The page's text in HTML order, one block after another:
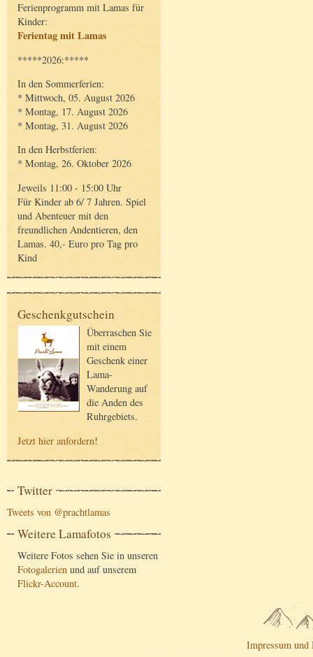
Ferienprogramm mit Lamas für
Kinder:
Ferientag mit Lamas
*****2026:*****
In den Sommerferien:
* Mittwoch, 05. August 2026
* Montag, 17. August 2026
* Montag, 31. August 2026
In den Herbstferien:
* Montag, 26. Oktober 2026
Jeweils 11:00 - 15:00 Uhr
Für Kinder ab 6/ 7 Jahren. Spiel
und Abenteuer mit den
freundlichen Andentieren, den
Lamas. 40,- Euro pro Tag pro
Kind
Geschenkgutschein
Überraschen Sie
mit einem
Geschenk einer
Lama-
Wanderung auf
die Anden des
Ruhrgebiets.
Jetzt hier anfordern!
Twitter
Tweets von @prachtlamas
Weitere Lamafotos
Weitere Fotos sehen Sie in unseren
Fotogalerien und auf unserem
Flickr-Account.
Impressum und